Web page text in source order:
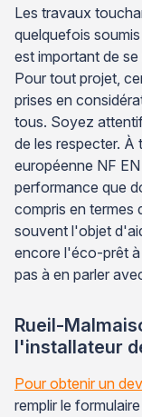
Les travaux
quelquefois
est important de
Pour tout projet,
prises en
tous. Soyez
de les respecter. À
européenne NF
performance que
compris en termes
souvent l'objet
encore l'éco-prêt
pas à en parler
Rueil-
l'installateur
Pour obtenir un
remplir le